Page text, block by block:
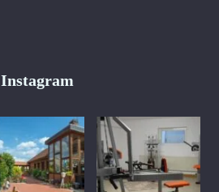
Instagram